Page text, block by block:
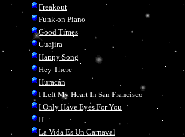
Freakout
Funk on Piano
Good Times
Guajira
Happy Song
Hey There
Huracán
I Left My Heart In San Francisco
I Only Have Eyes For You
If
La Vida Es Un Carnaval